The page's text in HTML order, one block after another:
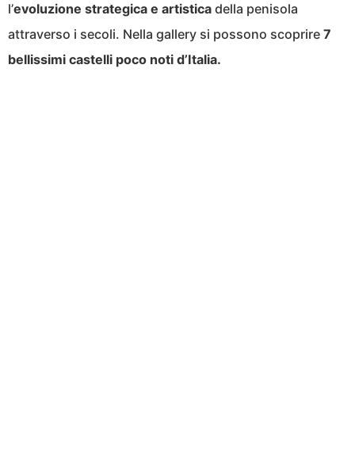
l’evoluzione strategica e artistica della penisola
attraverso i secoli. Nella gallery si possono scoprire 7
bellissimi castelli poco noti d’Italia.